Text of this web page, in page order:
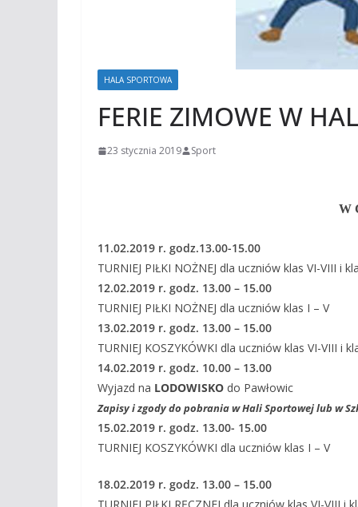
HALA SPORTOWA
FERIE ZIMOWE W
23 stycznia 2019 Sport
W
11.02.2019 r. godz.13.00-15.00
TURNIEJ PIŁKI NOŻNEJ dla uczniów klas VI-VIII i
12.02.2019 r. godz. 13.00 – 15.00
TURNIEJ PIŁKI NOŻNEJ dla uczniów klas I – V
13.02.2019 r. godz. 13.00 – 15.00
TURNIEJ KOSZYKÓWKI dla uczniów klas VI-VIII i
14.02.2019 r. godz. 10.00 – 13.00
Wyjazd na LODOWISKO do Pawłowic
Zapisy i zgody do pobrania w Hali Sportowej lub w
15.02.2019 r. godz. 13.00- 15.00
TURNIEJ KOSZYKÓWKI dla uczniów klas I – V
18.02.2019 r. godz. 13.00 – 15.00